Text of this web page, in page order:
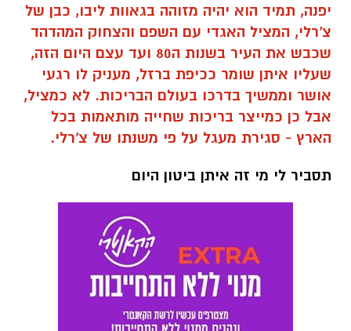
יפנה, תמיד הוא יהיה מזוהה בגאוות ליבו, כבן של
צ'רלי, המציל האגדי עם השפם והצחוק המהדהד
שכבש את העיר בשנות ה80 ועד עצם היום הזה,
שעליו איתן שומר ככיפת ברזל, מעניק לו רגעי
אושר וממשיך בדרכו בעולם הבריכות. לא כמציל,
אבל כן כמייצר בריכות שחייה מותאמות בכל
הארץ - סגירת מעגל על פי משנתו של צ'רלי.
תסביר לי מי זה איתן ביטון היום